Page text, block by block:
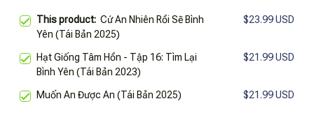
This product: Cứ An Nhiên Rồi Sẽ Bình
Yên (Tái Bản 2025)
$23.99 USD
Hạt Giống Tâm Hồn - Tập 16: Tìm Lại
Bình Yên (Tái Bản 2023)
$21.99 USD
Muốn An Được An (Tái Bản 2025) $21.99 USD